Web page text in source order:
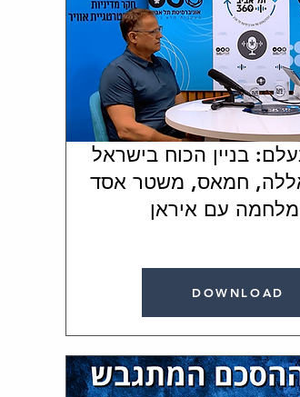
בניין הכוח בישראל
חמאס, משטר אסד
DOWNLOAD